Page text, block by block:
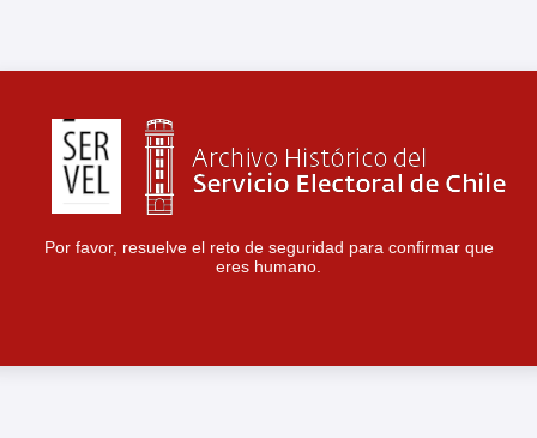
Por favor, resuelve el reto de seguridad para confirmar que
eres humano.